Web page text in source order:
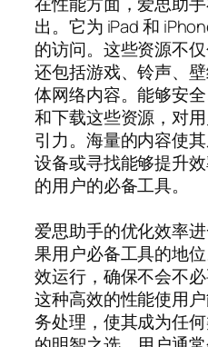
出。它为 iPad 和
的访问。这些资源不
还包括游戏、铃声、
体网络内容。能够安
和下载这些资源，对
引力。海量的内容使
设备或寻找能够提升
的用户的必备工具。
爱思助手的优化效率
果用户必备工具的地
效运行，确保不会不必
这种高效的性能使用
务处理，使其成为任